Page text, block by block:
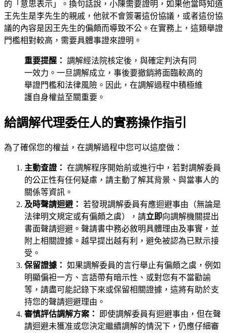
的「意思表示」。換句話說，小陳需要證明，如果他當時知道
王先生是李先生的親戚，他就不會簽署這份協議，或者這份協
議的內容是因王先生的偏頗而導致不公。在實務上，這類舉證
門檻相對較高，需要具體事證來證明。
重要提醒： 調解經法院核定後，與確定判決有同
一效力。一旦調解成立，事後要撤銷將面臨較高的
舉證門檻和法律風險。因此，在調解過程中積極維
護自身權益至關重要。
給調解代理委任人的實務操作指引
為了確保您的權益，在調解過程中您可以這麼做：
主動查證： 在調解程序開始前或進行中，若對調解委員
的公正性有任何疑慮，請主動了解其背景、與當事人的
關係等資訊。
及時聲請迴避： 若發現調解委員有應迴避事由（無論是
法律明文規定或有偏頗之虞），請立即向調解機關提出
書面聲請迴避。聲請書中務必敘明具體理由及事實，並
附上相關證據。越早提出越有利，避免被認為已默示接
受。
保留證據： 如果調解委員的言行舉止有偏頗之虞，例如
明顯偏袒一方、言語帶有暗示性、或對您有不當勸諭
等，請盡可能記錄下來或保留相關證據，這將有助於支
持您的聲請迴避理由。
審慎評估調解方案：
即使調解委員有迴避事由，但在聲
請迴避未獲准或您決定繼續調解的情況下，仍應仔細審